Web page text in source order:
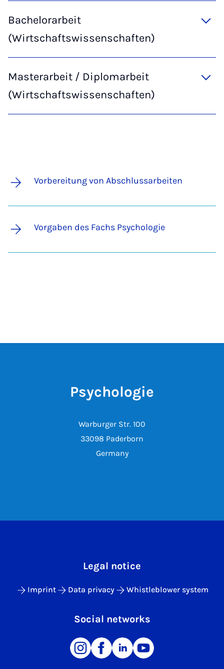
Bachelorarbeit
(Wirtschaftswissenschaften)
Masterarbeit / Diplomarbeit
(Wirtschaftswissenschaften)
Vorbereitung von Abschlussarbeiten
Vorgaben des Fachs Psychologie
Psychologie
Warburger Str. 100
33098 Paderborn
Germany
Legal notice
Imprint Data privacy Whistleblower system
Social networks